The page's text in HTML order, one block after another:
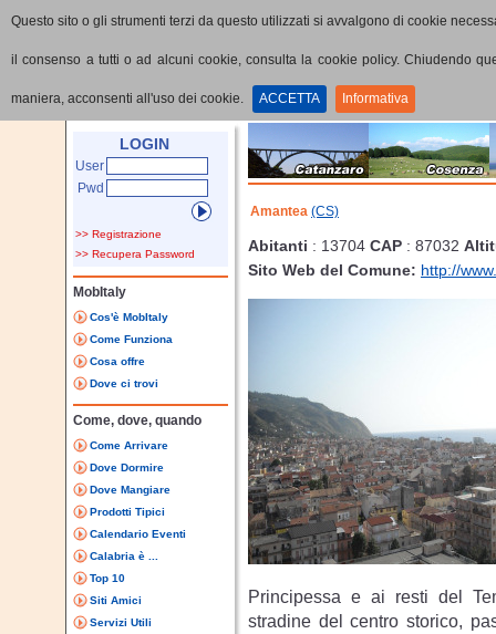
Questo sito o gli strumenti terzi da questo utilizzati si avvalgono di cookie
il consenso a tutti o ad alcuni cookie, consulta la cookie policy. Chiudendo
maniera, acconsenti all'uso dei cookie. ACCETTA Informativa
LOGIN
User
Pwd
>> Registrazione
>> Recupera Password
MobItaly
Cos'è MobItaly
Come Funziona
Cosa offre
Dove ci trovi
Come, dove, quando
Come Arrivare
Dove Dormire
Dove Mangiare
Prodotti Tipici
Calendario Eventi
Calabria è ...
Top 10
Siti Amici
Servizi Utili
Amantea (CS)
Abitanti : 13704 CAP : 87032
Sito Web del Comune: http://
Principessa e ai resti del
stradine del centro storico,